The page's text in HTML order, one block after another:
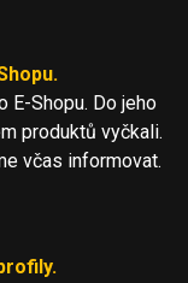
E-Shopu. Do jeho
produktů vyčkali.
včas informovat.